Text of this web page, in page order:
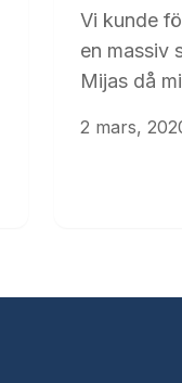
Vi kunde
en massiv
Mijas då
2 mars,